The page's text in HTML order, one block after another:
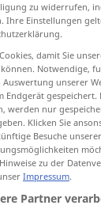
Schlendrian
zu widerrufen,
Ihre Einstellungen
damit Sie
Notwendige,
Auswertung unserer
Endgerät
werden nur
Klicken Sie
Besuche
zu der
Impressum.
Partner